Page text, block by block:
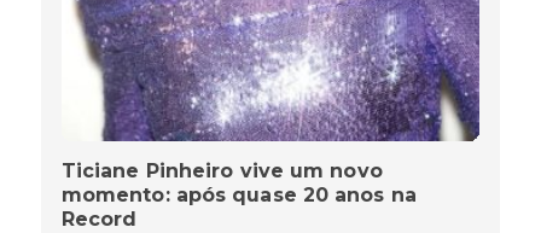
Ticiane Pinheiro vive um novo
momento: após quase 20 anos na
Record